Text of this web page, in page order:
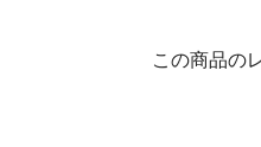
この商品の